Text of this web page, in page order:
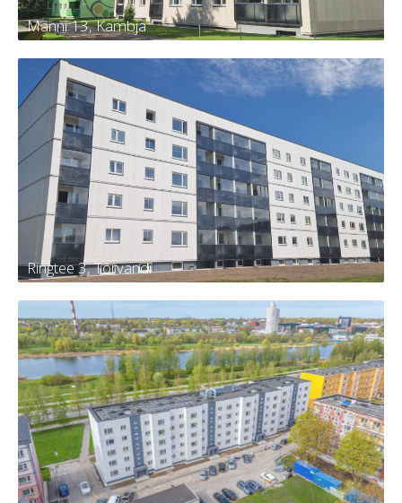
Männi 13, Kambja
Männi 13, Kambja
Tellija
Kambja vald, Kambja alevik, Männi tn
13
Kortereid
30
Aasta
2024
Ringtee 3, Tõrvandi
Ringtee 3, Tõrvandi
Tellija
KÜ Kambja vald, Tõrvandi alevi,
Ringtee 3
Kortereid
60
Aasta
2024